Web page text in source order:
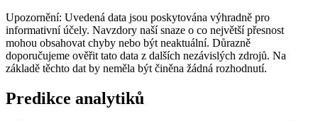
Upozornění: Uvedená data jsou poskytována výhradně pro
informativní účely. Navzdory naší snaze o co největší přesnost
mohou obsahovat chyby nebo být neaktuální. Důrazně
doporučujeme ověřit tato data z dalších nezávislých zdrojů. Na
základě těchto dat by neměla být činěna žádná rozhodnutí.
Predikce analytiků